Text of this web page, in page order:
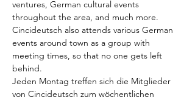
ventures, German cultural events
throughout the area, and much more.
Cincideutsch also attends various German
events around town as a group with
meeting times, so that no one gets left
behind.
Jeden Montag treffen sich die Mitglieder
von Cincideutsch zum wöchentlichen